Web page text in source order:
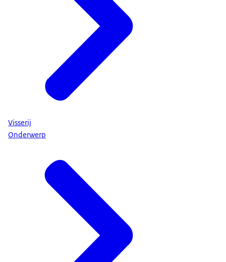
Visserij
Onderwerp